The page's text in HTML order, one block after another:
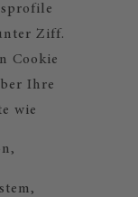
Ziff.
Cookie
Ihre
wie